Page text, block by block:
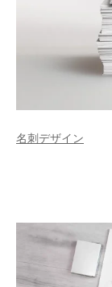
名刺デザイン